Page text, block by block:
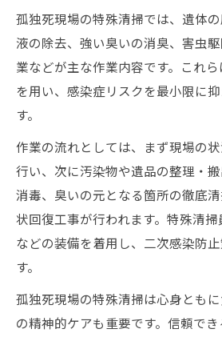
特殊清掃員になるための資格
特殊清掃員に必要な資格
特殊清掃員に向いている
特殊清掃の仕事に必要な
説
特殊清掃業界で活かせる
ス
特殊清掃員のやりがいと
孤独死現場の特殊清掃では、遺体
液の除去、強い臭いの消臭、害虫
業などが主な作業内容です。これ
を用い、感染症リスクを最小限に
す。
作業の流れとしては、まず現場の
行い、次に汚染物や遺品の整理・
消毒、臭いの元となる箇所の徹底
状回復工事が行われます。特殊清
などの装備を着用し、二次感染防
す。
孤独死現場の特殊清掃は心身とも
の精神的ケアも重要です。信頼で